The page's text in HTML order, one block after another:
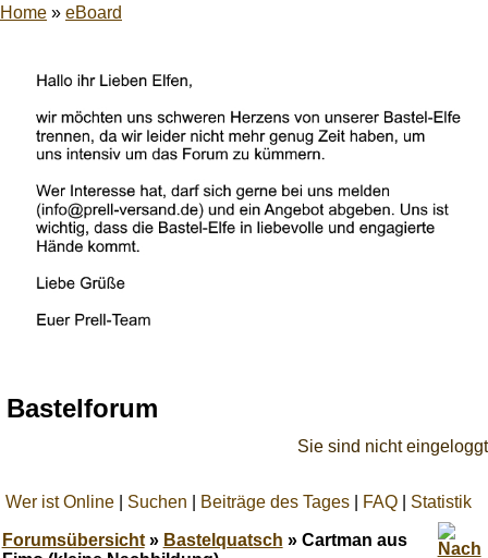
Home » eBoard
Bastelforum
Sie sind nicht eingeloggt
Wer ist Online Suchen Beiträge des Tages FAQ Statistik
Forumsübersicht» Bastelquatsch » Cartman aus